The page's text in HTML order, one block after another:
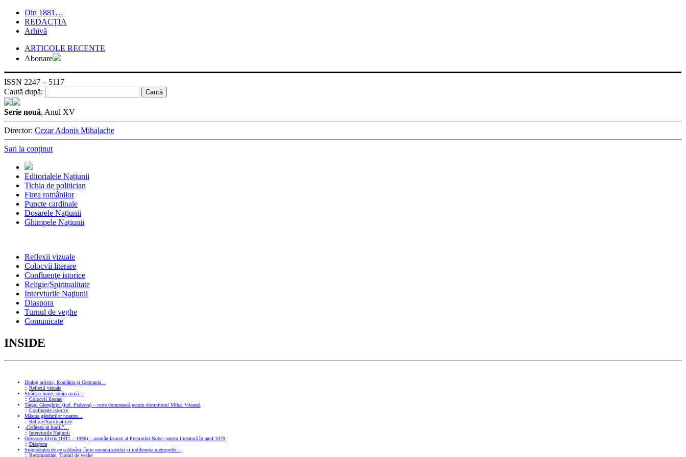
Din 1881…
REDACȚIA
Arhivă
ARTICOLE RECENTE
Abonare
ISSN 2247 – 5117
Caută după:
Serie nouă, Anul XV
Director: Cezar Adonis Mihalache
Sari la conținut
Editorialele Națiunii
Tichia de politician
Firea românilor
Puncte cardinale
Dosarele Națiunii
Ghimpele Națiunii
Reflexii vizuale
Colocvii literare
Confluenţe istorice
Religie/Spiritualitate
Interviurile Naţiunii
Diaspora
Turnul de veghe
Comunicate
INSIDE
Dialog artistic, România și Germania…
:: Reflexii vizuale
Străin-n lume, străin acasă…
:: Colocvii literare
Târgul Gherghiței (jud. Prahova) – curte domnească pentru domnitorul Mihai Viteazul
:: Confluenţe istorice
Măsura gândurilor noastre…
:: Religie/Spiritualitate
„Cetățean al lumii”…
:: Interviurile Naţiunii
Odysseas Elytis (1911 – 1996) – aromân laureat al Premiului Nobel pentru literatură în anul 1979
:: Diaspora
Singurătatea de pe caldarâm: între omenia satului și indiferența metropolei…
:: Recomandate Turnul de veghe